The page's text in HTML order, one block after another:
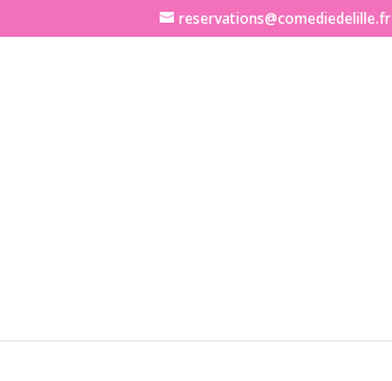
http://www.comediedelille.frreservations@comediedelille.fr